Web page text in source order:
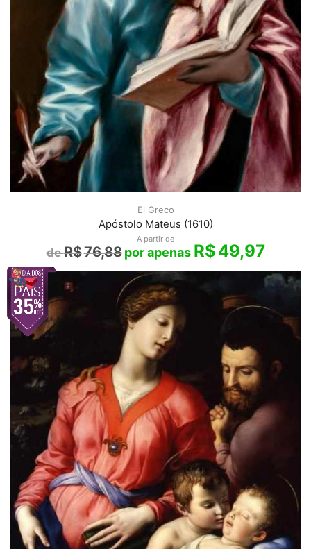
El Greco
Apóstolo Mateus (1610)
A partir de
R$76,88 R$49,97